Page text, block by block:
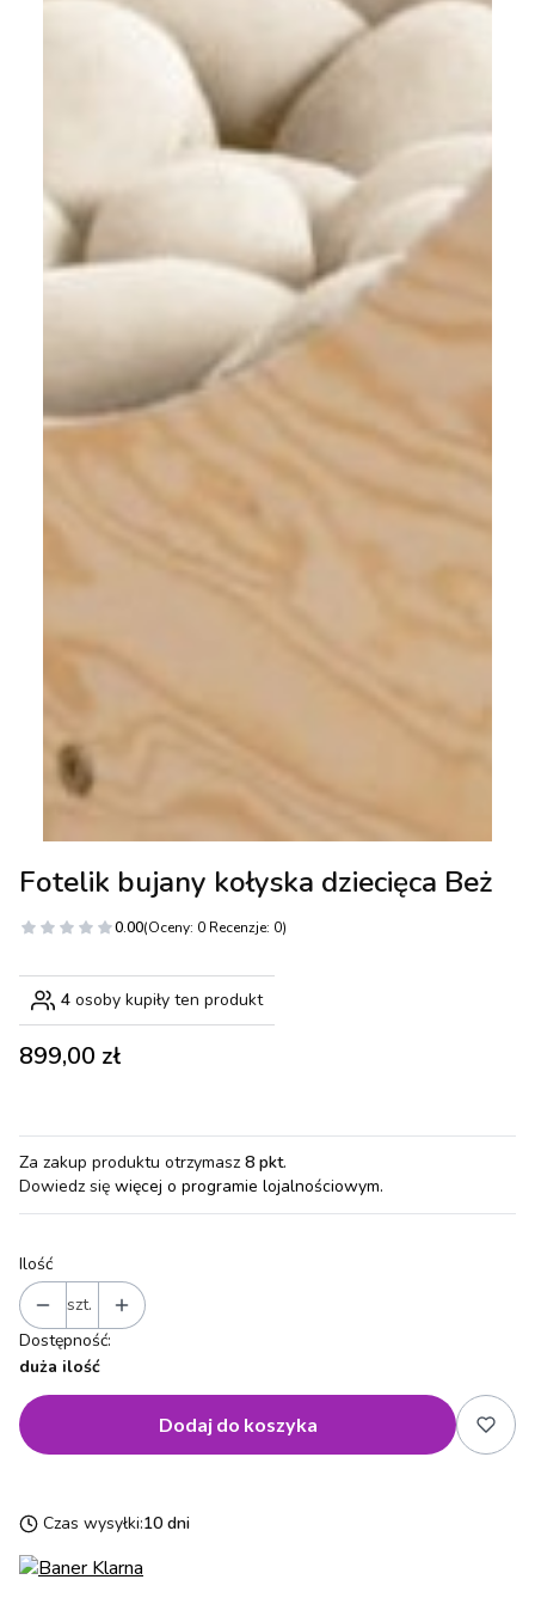
Fotelik bujany kołyska dziecięca Beż
0.00(Oceny: 0 Recenzje: 0)
4 osoby kupiły ten produkt
Cena
899,00 zł
Za zakup produktu otrzymasz 8 pkt.
Dowiedz się więcej o programie lojalnościowym.
Ilość
szt.
Dostępność:
duża ilość
Dodaj do koszyka
Czas wysyłki:10 dni